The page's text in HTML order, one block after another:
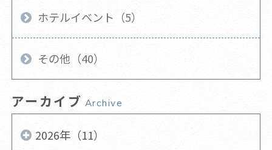
ホテルイベント（5）
その他（40）
アーカイブ Archive
2026年（11）